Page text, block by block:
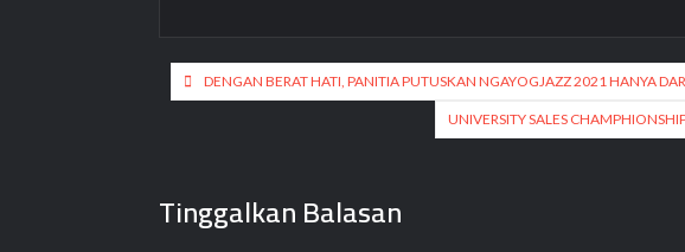
Navigasi
pos
DENGAN BERAT HATI, PANITIA PUTUSKAN NGAYOGJAZZ 2021 HANYA
UNIVERSITY SALES
Tinggalkan Balasan